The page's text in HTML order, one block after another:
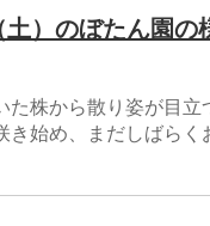
土）のぼたん園の
た株から散り姿が目立
き始め、まだしばらく